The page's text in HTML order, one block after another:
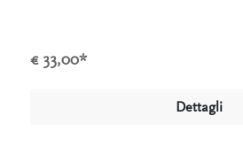
€ 33,00*
Dettagli